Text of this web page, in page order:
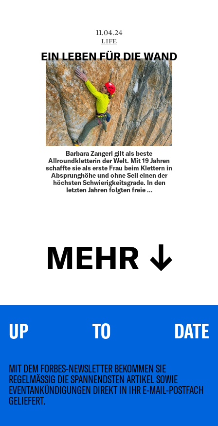
11.04.24
LIFE
EIN LEBEN FÜR DIE WAND
Barbara Zangerl gilt als beste
Allroundkletterin der Welt. Mit 19 Jahren
schaffte sie als erste Frau beim Klettern in
Absprunghöhe und ohne Seil einen der
höchsten Schwierigkeitsgrade. In den
letzten Jahren folgten freie …
MEHR
UP TO DATE
MIT DEM FORBES-NEWSLETTER BEKOMMEN SIE
REGELMÄSSIG DIE SPANNENDSTEN ARTIKEL SOWIE
EVENTANKÜNDIGUNGEN DIREKT IN IHR E-MAIL-POSTFACH
GELIEFERT.